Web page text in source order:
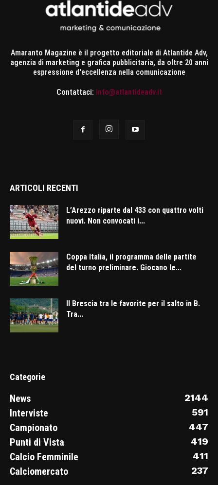
Amaranto Magazine è il progetto editoriale di Atlantide Adv,
agenzia di marketing e grafica pubblicitaria, da oltre 20 anni
espressione d'eccellenza nella comunicazione
Contattaci: info@atlantideadv.it
ARTICOLI RECENTI
L’Arezzo riparte dal 433 con quattro volti
nuovi. Non convocati i...
Coppa Italia, il programma delle partite
del turno preliminare. Giocano le...
Il Brescia tra le favorite per il salto in B.
Tra...
Categorie
News
2144
Interviste
591
Campionato
447
Punti di Vista
419
Calcio Femminile
411
Calciomercato
237